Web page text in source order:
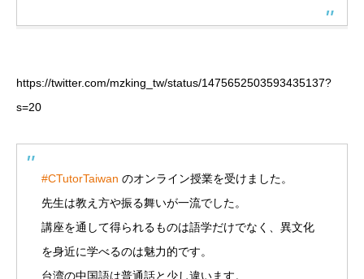
https://twitter.com/mzking_tw/status/1475652503593435137?
s=20
#CTutorTaiwan のオンライン授業を受けました。
先生は教え方や振る舞いが一流でした。
講座を通して得られるものは語学だけでなく、異文化
を身近に学べるのは魅力的です。
台湾の中国語は普通話と少し違います。